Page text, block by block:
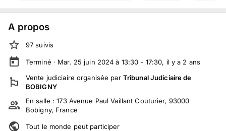
A propos
97 suivis
Terminé · Mar. 25 juin 2024 à 13:30 - 17:30, il y a 2 ans
Vente judiciaire organisée par Tribunal Judiciaire de
BOBIGNY
En salle :173 Avenue Paul Vaillant Couturier, 93000
Bobigny, France
Tout le monde peut participer